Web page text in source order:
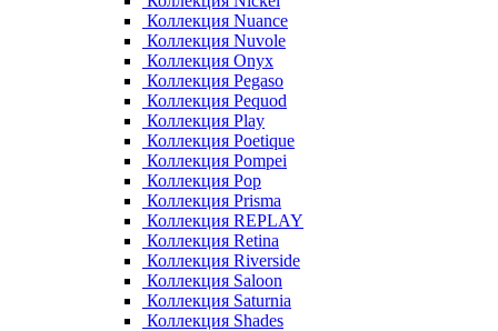
Коллекция Nuance
Коллекция Nuvole
Коллекция Onyx
Коллекция Pegaso
Коллекция Pequod
Коллекция Play
Коллекция Poetique
Коллекция Pompei
Коллекция Pop
Коллекция Prisma
Коллекция REPLAY
Коллекция Retina
Коллекция Riverside
Коллекция Saloon
Коллекция Saturnia
Коллекция Shades